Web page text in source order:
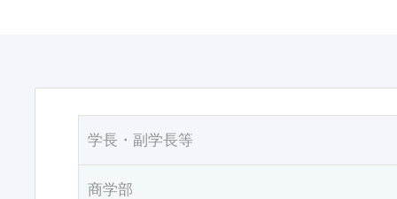
学長・副学長等
商学部